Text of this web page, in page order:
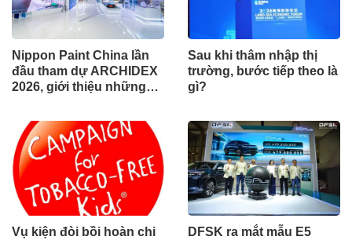
Nippon Paint China lần
đầu tham dự ARCHIDEX
2026, giới thiệu những
công nghiệp
Sau khi thâm nhập thị
trường, bước tiếp theo là
gì?
Vụ kiện đòi bồi hoàn chi
DFSK ra mắt mẫu E5